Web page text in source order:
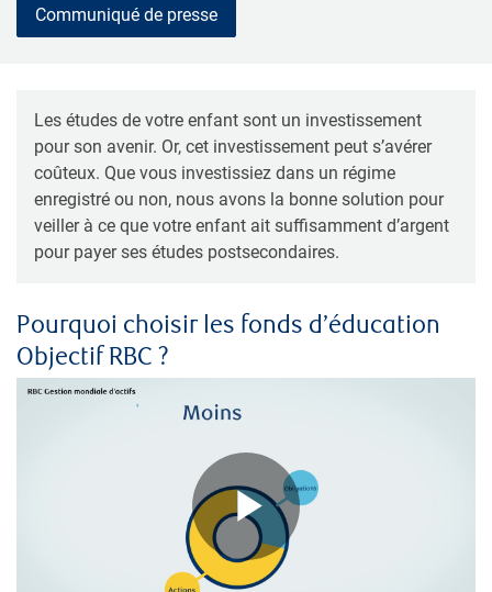
Communiqué de presse
Les études de votre enfant sont un investissement
pour son avenir. Or, cet investissement peut s’avérer
coûteux. Que vous investissiez dans un régime
enregistré ou non, nous avons la bonne solution pour
veiller à ce que votre enfant ait suffisamment d’argent
pour payer ses études postsecondaires.
Pourquoi choisir les fonds d’éducation
Objectif RBC ?
Play